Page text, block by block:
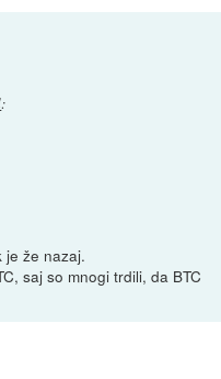
:
je že nazaj.
saj so mnogi trdili, da BTC